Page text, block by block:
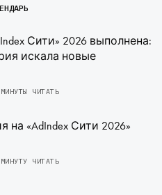
Сити» 2026 выполнена:
искала новые
ЧИТАТЬ
на «AdIndex Сити 2026»
ЧИТАТЬ